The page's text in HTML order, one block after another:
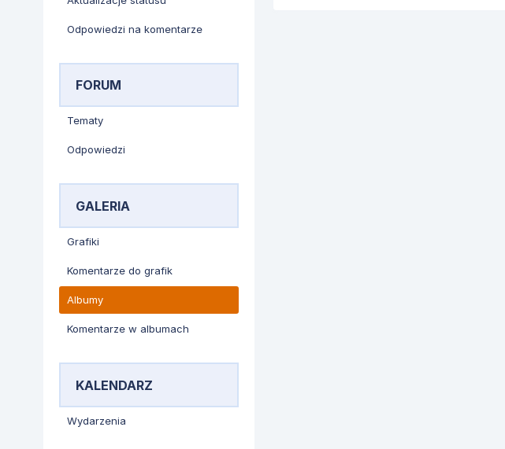
Odpowiedzi na komentarze
FORUM
Tematy
Odpowiedzi
GALERIA
Grafiki
Komentarze do grafik
Albumy
Komentarze w albumach
KALENDARZ
Wydarzenia